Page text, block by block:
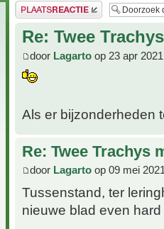
Plaats een reactie
Re: Twee
door Lagarto op 23 apr
Als er bijzonderheden
Re: Twee Trachys
door Lagarto op 09 mei
Tussenstand, ter
nieuwe blad even